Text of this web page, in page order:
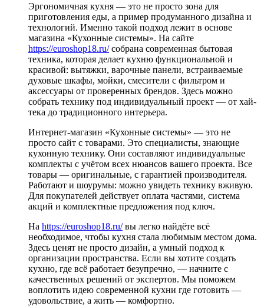
Эргономичная кухня — это не просто зона для
приготовления еды, а пример продуманного дизайна и
технологий. Именно такой подход лежит в основе
магазина «Кухонные системы». На сайте
https://euroshop18.ru/собрана современная бытовая
техника, которая делает кухню функциональной и
красивой: вытяжки, варочные панели, встраиваемые
духовые шкафы, мойки, смесители с фильтром и
аксессуары от проверенных брендов. Здесь можно
собрать технику под индивидуальный проект — от хай-
тека до традиционного интерьера.
Интернет-магазин «Кухонные системы» — это не
просто сайт с товарами. Это специалисты, знающие
кухонную технику. Они составляют индивидуальные
комплекты с учётом всех нюансов вашего проекта. Все
товары — оригинальные, с гарантией производителя.
Работают и шоурумы: можно увидеть технику вживую.
Для покупателей действует оплата частями, система
акций и комплектные предложения под ключ.
На https://euroshop18.ru/вы легко найдёте всё
необходимое, чтобы кухня стала любимым местом дома.
Здесь ценят не просто дизайн, а умный подход к
организации пространства. Если вы хотите создать
кухню, где всё работает безупречно, — начните с
качественных решений от экспертов. Мы поможем
воплотить идею современной кухни где готовить —
удовольствие, а жить — комфортно.